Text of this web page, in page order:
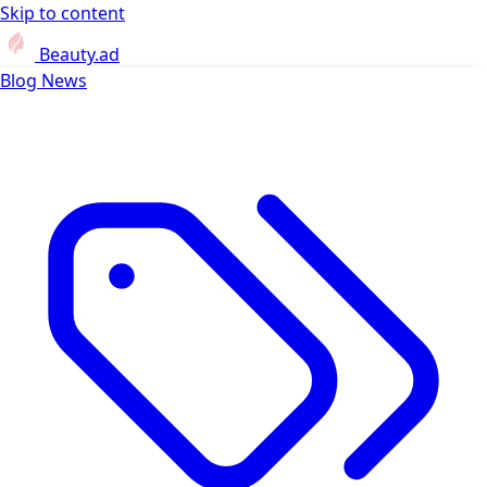
Skip to content
Beauty.ad
Blog News